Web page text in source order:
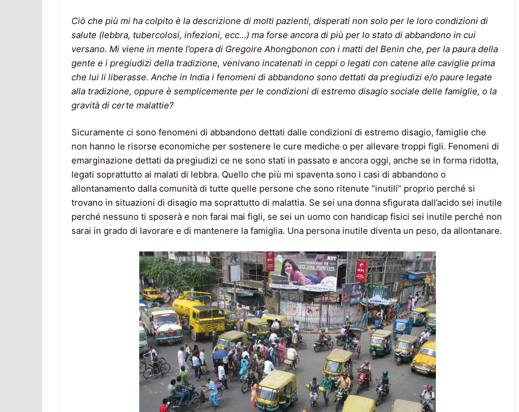
Ciò che più mi ha colpito è la descrizione di molti pazienti, disperati non solo per le loro condizioni di
salute (lebbra, tubercolosi, infezioni, ecc…) ma forse ancora di più per lo stato di abbandono in cui
versano. Mi viene in mente l’opera di Gregoire Ahongbonon con i matti del Benin che, per la paura della
gente e i pregiudizi della tradizione, venivano incatenati in ceppi o legati con catene alle caviglie prima
che lui li liberasse. Anche in India i fenomeni di abbandono sono dettati da pregiudizi e/o paure legate
alla tradizione, oppure è semplicemente per le condizioni di estremo disagio sociale delle famiglie, o la
gravità di certe malattie?
Sicuramente ci sono fenomeni di abbandono dettati dalle condizioni di estremo disagio, famiglie che
non hanno le risorse economiche per sostenere le cure mediche o per allevare troppi figli. Fenomeni di
emarginazione dettati da pregiudizi ce ne sono stati in passato e ancora oggi, anche se in forma ridotta,
legati soprattutto ai malati di lebbra. Quello che più mi spaventa sono i casi di abbandono o
allontanamento dalla comunità di tutte quelle persone che sono ritenute “inutili” proprio perché si
trovano in situazioni di disagio ma soprattutto di malattia. Se sei una donna sfigurata dall’acido sei inutile
perché nessuno ti sposerà e non farai mai figli, se sei un uomo con handicap fisici sei inutile perché non
sarai in grado di lavorare e di mantenere la famiglia. Una persona inutile diventa un peso, da allontanare.